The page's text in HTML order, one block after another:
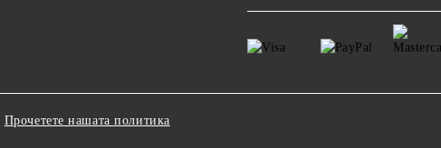
Прочетете нашата политика